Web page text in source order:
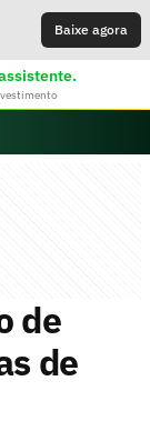
Baixe agora
de
de